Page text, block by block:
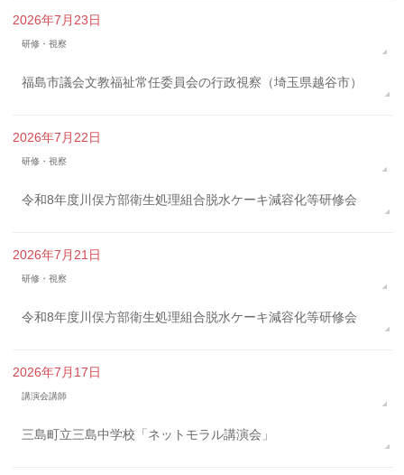
2026年7月23日
研修・視察
福島市議会文教福祉常任委員会の行政視察（埼玉県越谷市）
2026年7月22日
研修・視察
令和8年度川俣方部衛生処理組合脱水ケーキ減容化等研修会
2026年7月21日
研修・視察
令和8年度川俣方部衛生処理組合脱水ケーキ減容化等研修会
2026年7月17日
講演会講師
三島町立三島中学校「ネットモラル講演会」